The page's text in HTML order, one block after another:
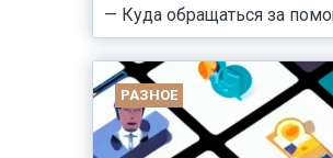
— Куда обращаться за
РАЗНОЕ